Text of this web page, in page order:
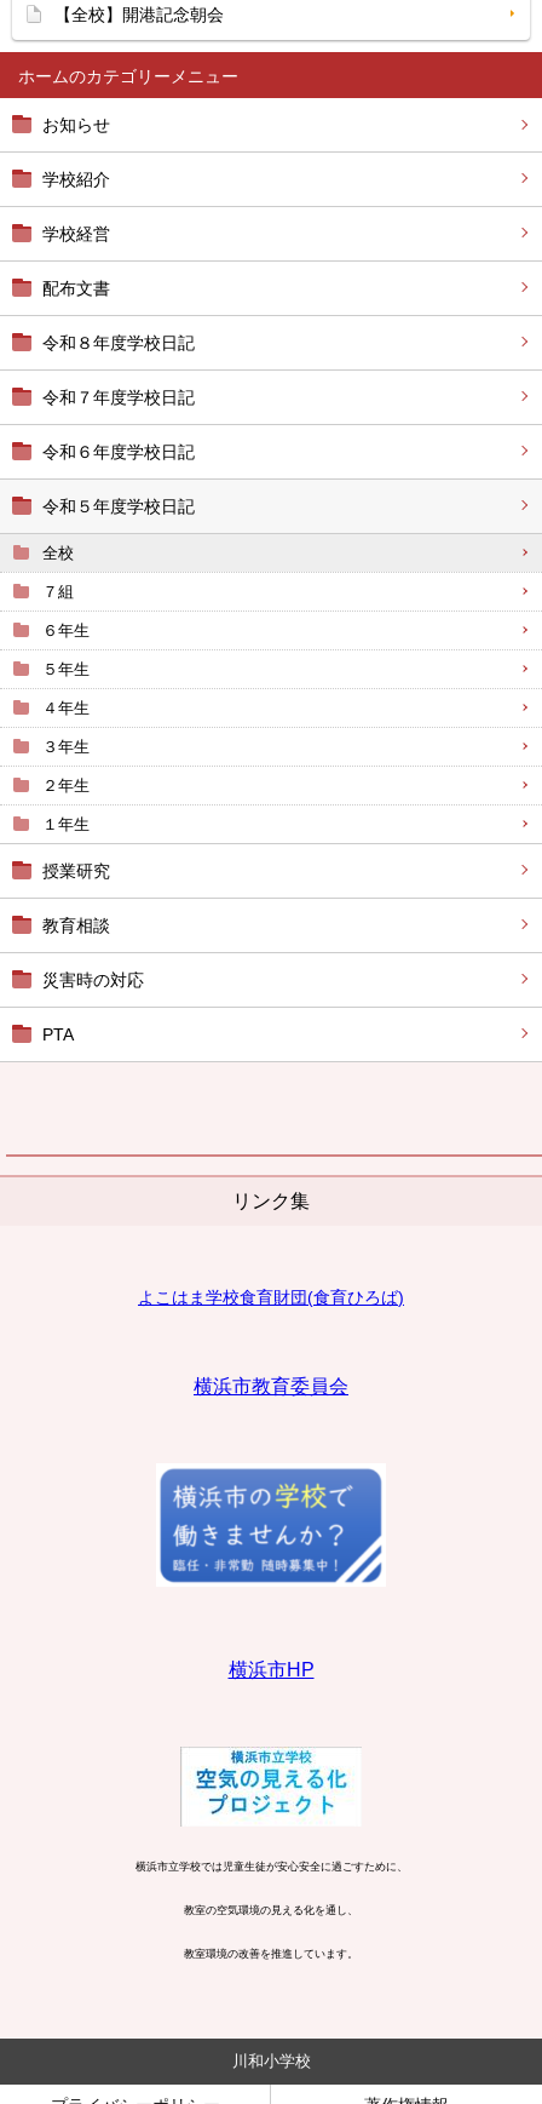
ホーム
お知らせ
学校紹介
学校経営
配布文書
令和８年度学校日記
令和７年度学校日記
令和６年度学校日記
令和５年度学校日記
全校
７組
６年生
５年生
４年生
３年生
２年生
１年生
授業研究
教育相談
災害時の対応
PTA
リンク集
よこはま学校食育財団(食育ひろば)
横浜市教育委員会
横浜市HP
横浜市立学校では児童生徒が安心安全に過ごすために、
教室の空気環境の見える化を通し、
教室環境の改善を推進しています。
【全校】開港記念朝会
川和小学校